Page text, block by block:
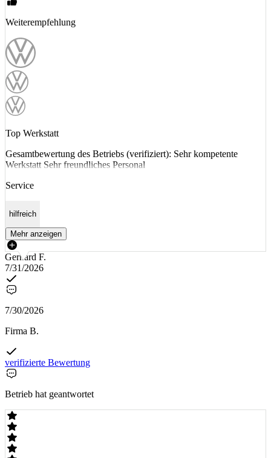
Weiterempfehlung
Top Werkstatt
Gesamtbewertung des Betriebs (verifiziert): Sehr kompetente
Werkstatt Sehr freundliches Personal
Service
hilfreich
Mehr anzeigen
Gerhard F.
7/31/2026
7/30/2026
Firma B.
verifizierte Bewertung
Betrieb hat geantwortet